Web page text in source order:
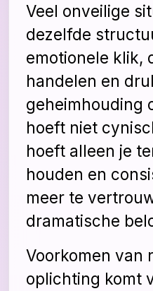
Veel onveilige
dezelfde
emotionele klik,
handelen en
geheimhouding
hoeft niet
hoeft alleen je
houden en
meer te
dramatische
Voorkomen van
oplichting komt